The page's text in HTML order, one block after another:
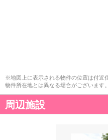
※地図上に表示される物件の位置は付近
物件所在地とは異なる場合がございます。
周辺施設